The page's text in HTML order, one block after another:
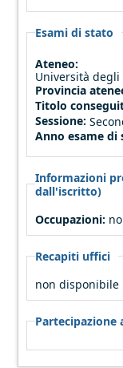
Esami di stato
Ateneo:
Università degli
Provincia
Titolo
Sessione:
Anno esame di
Informazioni
dall'iscritto)
Occupazioni:
Recapiti uffici
non disponibile
Partecipazione